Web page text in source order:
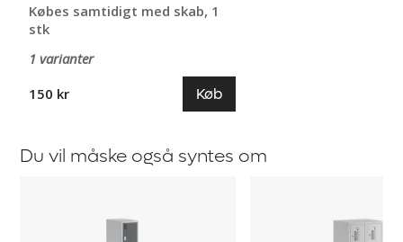
Købes samtidigt med skab, 1
stk
1 varianter
150 kr
Køb
Du vil måske også syntes om